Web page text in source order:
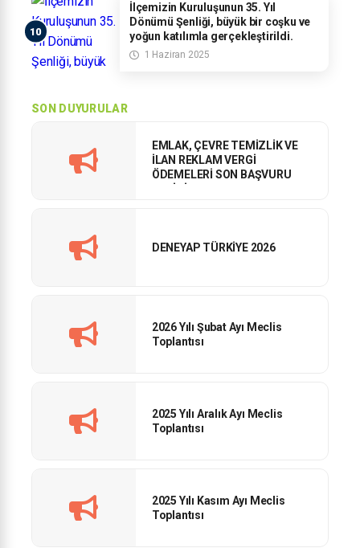
İlçemizin Kuruluşunun 35. Yıl
Dönümü Şenliği, büyük bir coşku ve
yoğun katılımla gerçekleştirildi.
1 Haziran 2025
SON DUYURULAR
EMLAK, ÇEVRE TEMİZLİK VE
İLAN REKLAM VERGİ
ÖDEMELERİ SON BAŞVURU
TARİHİ
DENEYAP TÜRKİYE 2026
2026 Yılı Şubat Ayı Meclis
Toplantısı
2025 Yılı Aralık Ayı Meclis
Toplantısı
2025 Yılı Kasım Ayı Meclis
Toplantısı